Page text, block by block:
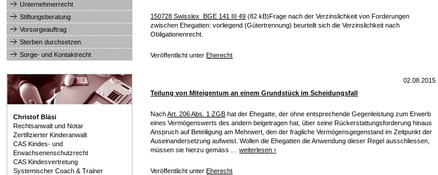
Unternehmerrecht
Stiftungsberatung
Vorsorgeauftrag
Sterben durchsetzen
Sorge- und Kontaktrecht
Christof Bläsi
Rechtsanwalt und Notar
Zertifizierter Kinderanwalt
CAS Kindes- und
Erwachsenenschutzrecht
CAS Kindesvertretung
Systemischer Coach & Trainer
150728 Swisslex_BGE 141 III 49 (82 kB)Frage nach der Verzinslichkeit von Forderungen
zwischen Ehegatten: vorliegend (Gütertrennung) beurteilt sich die Verzinslichkeit nach
Obligationenrecht.
Veröffentlicht unter Eherecht
02.08.2015
Teilung von Miteigentum an einem Grundstück im Scheidungsfall
NachArt. 206 Abs. 1 ZGB hat der Ehegatte, der ohne entsprechende Gegenleistung zum Erwerb
eines Vermögenswerts des andern beigetragen hat, über seine Rückerstattungsforderung hinaus
Anspruch auf Beteiligung am Mehrwert, den der fragliche Vermögensgegenstand im Zeitpunkt der
Auseinandersetzung aufweist. Wollen die Ehegatten die Anwendung dieser Regel ausschliessen,
müssen sie hierzu gemäss …weiterlesen›
Veröffentlicht unter Eherecht